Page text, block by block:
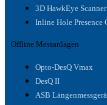
3D HawkEye Scanner
Inline Hole Presence
Offline Messanlagen
Opto-DesQ Vmax
DesQ II
ASB